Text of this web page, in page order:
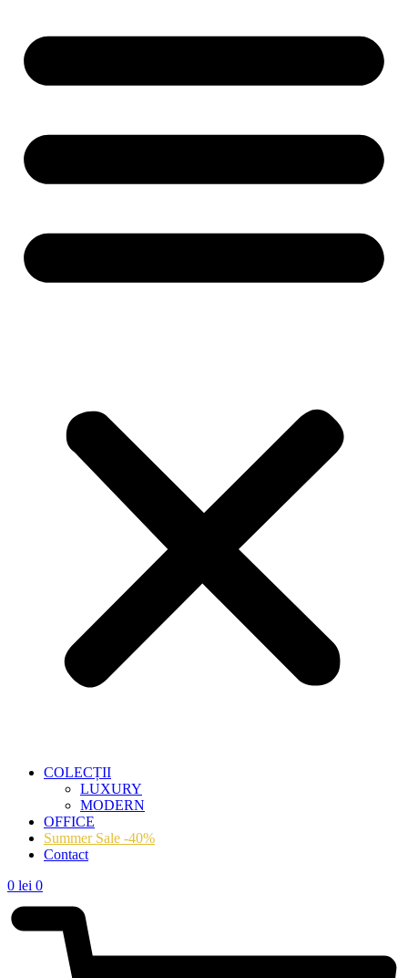
COLECȚII
LUXURY
MODERN
OFFICE
Summer Sale -40%
Contact
0 lei 0